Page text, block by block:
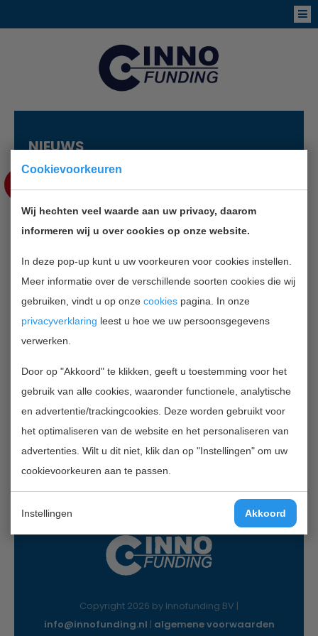
Cookievoorkeuren
Wij hechten veel waarde aan uw privacy, daarom
informeren wij u over cookies op onze website.
In deze pop-up kunt u uw voorkeuren voor cookies instellen.
Meer informatie over de verschillende soorten cookies die wij
gebruiken, vindt u op onze cookies pagina. In onze
privacyverklaring leest u hoe we uw persoonsgegevens
verwerken.
Door op "Akkoord" te klikken, geeft u toestemming voor het
gebruik van alle cookies, waaronder functionele, analytische
en advertentie/trackingcookies. Deze worden gebruikt voor
het optimaliseren van de website en het personaliseren van
advertenties. Wilt u dit niet, klik dan op "Instellingen" om uw
cookievoorkeuren aan te passen.
Instellingen Akkoord
NIEUWS
17
GROOT ONDERZOEK
TERUG NAAR OVERZICHT
Contactgegevens
InnoFunding B.V.
Nieuwe Gracht 7
2011 NB Haarlem
Mail:info@innofunding.nl
Copyright 2026 by Innofunding BV |
info@innofunding.nl | algemene voorwaarden